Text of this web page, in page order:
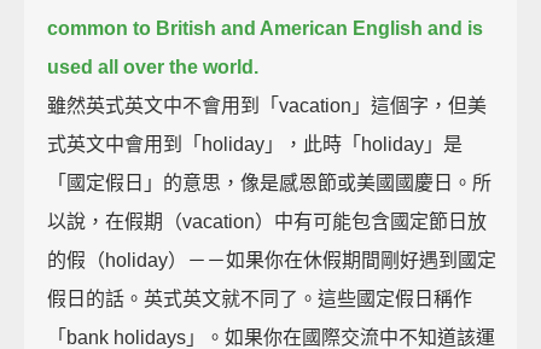
common to British and American English and is
used all over the world.
雖然英式英文中不會用到「vacation」這個字，但美
式英文中會用到「holiday」，此時「holiday」是
「國定假日」的意思，像是感恩節或美國國慶日。所
以說，在假期（vacation）中有可能包含國定節日放
的假（holiday）－－如果你在休假期間剛好遇到國定
假日的話。英式英文就不同了。這些國定假日稱作
「bank holidays」。如果你在國際交流中不知道該運